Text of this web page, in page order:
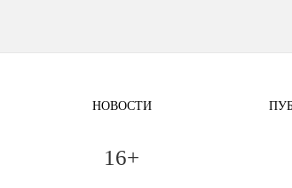
НОВОСТИ
16+